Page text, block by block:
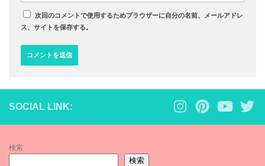
次回のコメントで使用するためブラウザーに自分の名前、メールアドレ
ス、サイトを保存する。
SOCIAL LINK:
検索
検索